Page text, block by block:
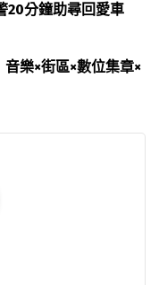
分鐘助尋回愛車
樂×街區×數位集章×